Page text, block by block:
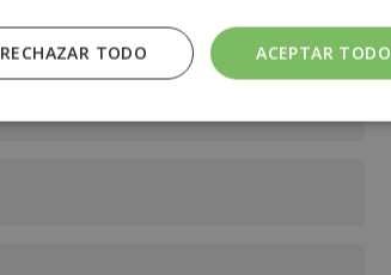
ACEPTAR TODO
RECHAZAR TODO